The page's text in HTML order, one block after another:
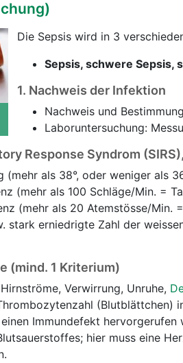
Die Sepsis wird in 3
Sepsis, schwere Sepsis,
1. Nachweis der Infektion
Nachweis und
Laboruntersuchung:
Response Syndrom
(mehr als 38°, oder weniger als
(mehr als 100 Schläge/Min. =
(mehr als 20 Atemstösse/Min.
stark erniedrigte Zahl der
(mind. 1 Kriterium)
Verwirrung, Unruhe,
(Blutblättchen)
Immundefekt hervorgerufen
hier muss eine